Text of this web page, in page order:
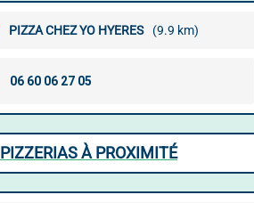
PIZZA CHEZ YO HYERES (9.9 km)
PIZZERIAS À PROXIMITÉ